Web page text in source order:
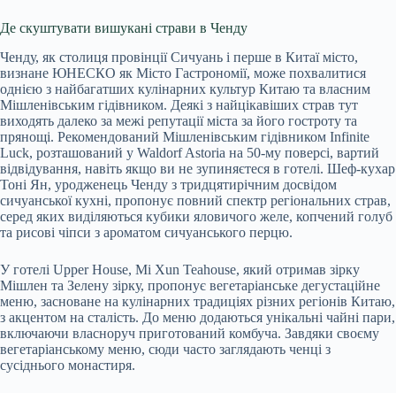
Де скуштувати вишукані страви в Ченду
Ченду, як столиця провінції Сичуань і перше в Китаї місто,
визнане ЮНЕСКО як Місто Гастрономії, може похвалитися
однією з найбагатших кулінарних культур Китаю та власним
Мішленівським гідівником. Деякі з найцікавіших страв тут
виходять далеко за межі репутації міста за його гостроту та
прянощі. Рекомендований Мішленівським гідівником Infinite
Luck, розташований у Waldorf Astoria на 50-му поверсі, вартий
відвідування, навіть якщо ви не зупиняєтеся в готелі. Шеф-кухар
Тоні Ян, уродженець Ченду з тридцятирічним досвідом
сичуанської кухні, пропонує повний спектр регіональних страв,
серед яких виділяються кубики яловичого желе, копчений голуб
та рисові чіпси з ароматом сичуанського перцю.
У готелі Upper House, Mi Xun Teahouse, який отримав зірку
Мішлен та Зелену зірку, пропонує вегетаріанське дегустаційне
меню, засноване на кулінарних традиціях різних регіонів Китаю,
з акцентом на сталість. До меню додаються унікальні чайні пари,
включаючи власноруч приготований комбуча. Завдяки своєму
вегетаріанському меню, сюди часто заглядають ченці з
сусіднього монастиря.